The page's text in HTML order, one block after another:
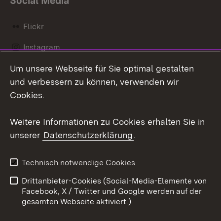
Flickr
Instagram
Social Wall
Barrierefreiheit
Benutzungshinweise
Impressum
Cookies
Um unsere Webseite für Sie optimal gestalten
und verbessern zu können, verwenden wir
Cookies.
Weitere Informationen zu Cookies erhalten Sie in
unserer Datenschutzerklärung.
Technisch notwendige Cookies
Drittanbieter-Cookies (Social-Media-Elemente von
Facebook, X / Twitter und Google werden auf der
gesamten Webseite aktiviert.)